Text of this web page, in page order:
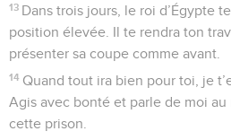
13 Dans trois jours, le roi d’Égypte
position élevée. Il te rendra ton
présenter sa coupe comme avant.
14 Quand tout ira bien pour toi, je
Agis avec bonté et parle de moi au
cette prison.